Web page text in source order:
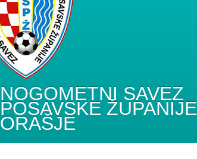
NOGOMETNI SAVEZ
POSAVSKE ŽUPANIJE
ORAŠJE